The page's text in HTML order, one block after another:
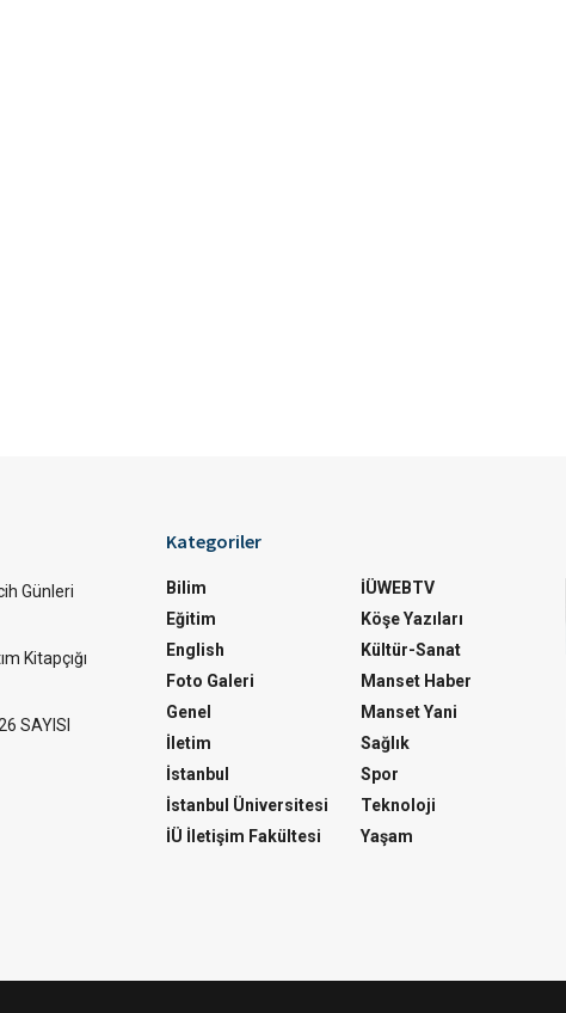
Günleri
Kitapçığı
SAYISI
Kategoriler
Bilim
Eğitim
English
Foto Galeri
Genel
İletim
İstanbul
İstanbul Üniversitesi
İÜ İletişim Fakültesi
İÜWEBTV
Köşe Yazıları
Kültür-Sanat
Manset Haber
Manset Yani
Sağlık
Spor
Teknoloji
Yaşam